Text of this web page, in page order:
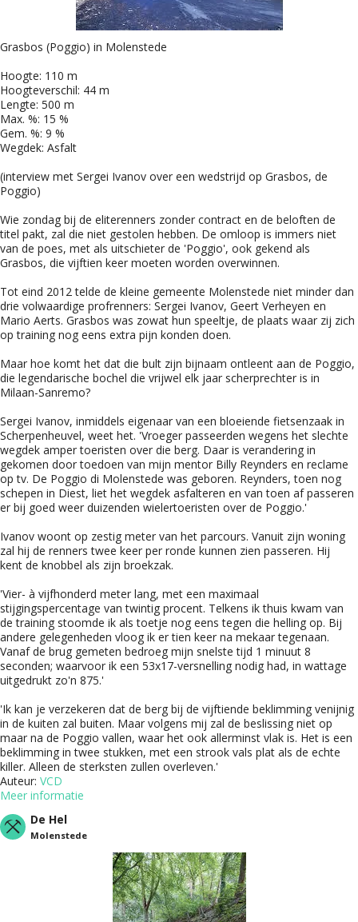
Grasbos (Poggio) in Molenstede
Hoogte: 110 m
Hoogteverschil: 44 m
Lengte: 500 m
Max. %: 15 %
Gem. %: 9 %
Wegdek: Asfalt
(interview met Sergei Ivanov over een wedstrijd op Grasbos, de
Poggio)
Wie zondag bij de eliterenners zonder contract en de beloften de
titel pakt, zal die niet gestolen hebben. De omloop is immers niet
van de poes, met als uitschieter de 'Poggio', ook gekend als
Grasbos, die vijftien keer moeten worden overwinnen.
Tot eind 2012 telde de kleine gemeente Molenstede niet minder dan
drie volwaardige profrenners: Sergei Ivanov, Geert Verheyen en
Mario Aerts. Grasbos was zowat hun speeltje, de plaats waar zij zich
op training nog eens extra pijn konden doen.
Maar hoe komt het dat die bult zijn bijnaam ontleent aan de Poggio,
die legendarische bochel die vrijwel elk jaar scherprechter is in
Milaan-Sanremo?
Sergei Ivanov, inmiddels eigenaar van een bloeiende fietsenzaak in
Scherpenheuvel, weet het. 'Vroeger passeerden wegens het slechte
wegdek amper toeristen over die berg. Daar is verandering in
gekomen door toedoen van mijn mentor Billy Reynders en reclame
op tv. De Poggio di Molenstede was geboren. Reynders, toen nog
schepen in Diest, liet het wegdek asfalteren en van toen af passeren
er bij goed weer duizenden wielertoeristen over de Poggio.'
Ivanov woont op zestig meter van het parcours. Vanuit zijn woning
zal hij de renners twee keer per ronde kunnen zien passeren. Hij
kent de knobbel als zijn broekzak.
'Vier- à vijfhonderd meter lang, met een maximaal
stijgingspercentage van twintig procent. Telkens ik thuis kwam van
de training stoomde ik als toetje nog eens tegen die helling op. Bij
andere gelegenheden vloog ik er tien keer na mekaar tegenaan.
Vanaf de brug gemeten bedroeg mijn snelste tijd 1 minuut 8
seconden; waarvoor ik een 53x17-versnelling nodig had, in wattage
uitgedrukt zo'n 875.'
'Ik kan je verzekeren dat de berg bij de vijftiende beklimming venijnig
in de kuiten zal buiten. Maar volgens mij zal de beslissing niet op
maar na de Poggio vallen, waar het ook allerminst vlak is. Het is een
beklimming in twee stukken, met een strook vals plat als de echte
killer. Alleen de sterksten zullen overleven.'
Auteur: VCD
Meer informatie
De Hel
Molenstede